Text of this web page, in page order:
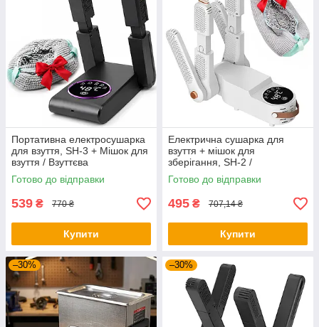
Портативна електросушарка
для взуття, SH-3 + Мішок для
взуття / Взуттєва
електросушарка / Сушарка
для взуття / Електрична
Готово до відправки
539 ₴ 770 ₴
Купити
Електрична сушарка для
взуття + мішок для
зберігання, SH-2 /
Електросушарка для взуття /
Сушарка для взуття
Готово до відправки
495 ₴ 707,14 ₴
Купити
–30% –30%